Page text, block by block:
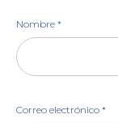
Nombre *
Correo electrónico *